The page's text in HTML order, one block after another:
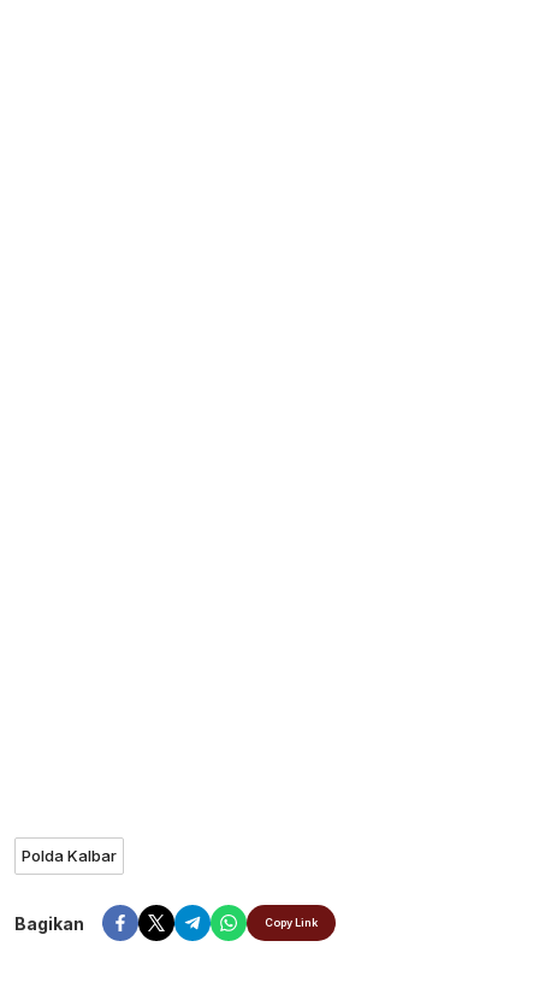
Polda Kalbar
Bagikan Copy Link